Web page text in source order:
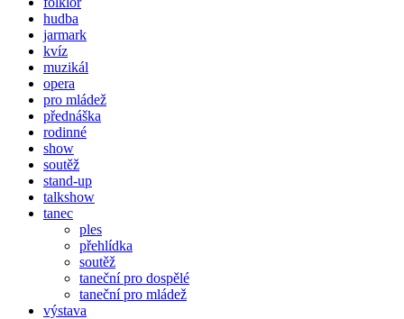
hudba
jarmark
kvíz
muzikál
opera
pro mládež
přednáška
rodinné
show
soutěž
stand-up
talkshow
tanec
ples
přehlídka
soutěž
taneční pro dospělé
taneční pro mládež
výstava